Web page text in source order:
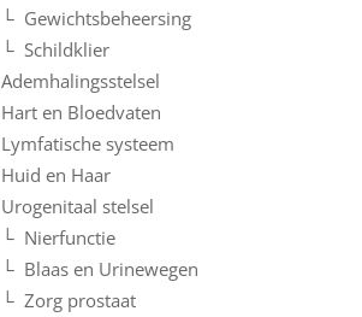
└ Gewichtsbeheersing
└Schildklier
Ademhalingsstelsel
Hart en Bloedvaten
Lymfatische systeem
Huid en Haar
Urogenitaal stelsel
└ Nierfunctie
└ Blaas en Urinewegen
└Zorg prostaat